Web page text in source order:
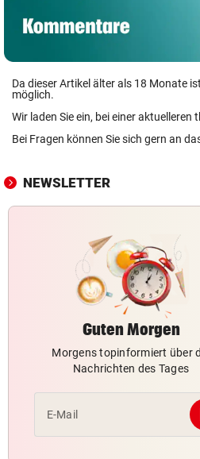
Da dieser Artikel älter als 18 Monate
möglich.
Wir laden Sie ein, bei einer
Bei Fragen können Sie sich gern an
NEWSLETTER
Guten Morgen
Morgens topinformiert über
Nachrichten des Tages
E-Mail